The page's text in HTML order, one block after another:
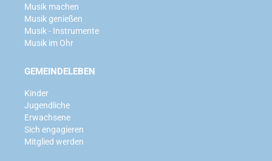
Musik machen
Musik genießen
Musik - Instrumente
Musik im Ohr
GEMEINDELEBEN
Kinder
Jugendliche
Erwachsene
Sich engagieren
Mitglied werden